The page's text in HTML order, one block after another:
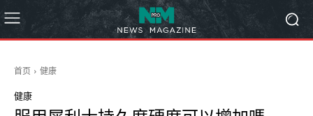
首页 健康
健康